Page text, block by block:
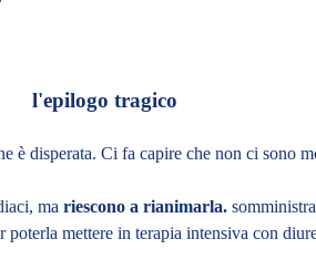
l'epilogo tragico
è disperata. Ci fa capire che non ci sono
ma riescono a rianimarla.
poterla mettere in terapia intensiva con